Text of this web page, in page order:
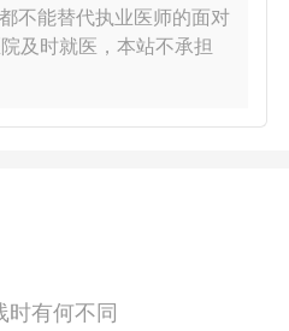
不能替代执业医师的面对
及时就医，本站不承担
时有何不同